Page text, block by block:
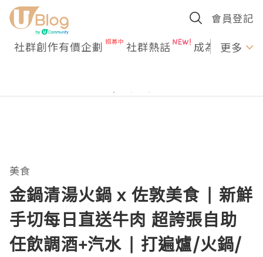
會員登記
社群創作有價企劃 社群熱話 成為U更多
美食
金鍋清湯火鍋 x 佐敦美食 | 新鮮
手切每日直送牛肉 超誇張自助
任飲調酒+汽水 | 打遍爐/火鍋/